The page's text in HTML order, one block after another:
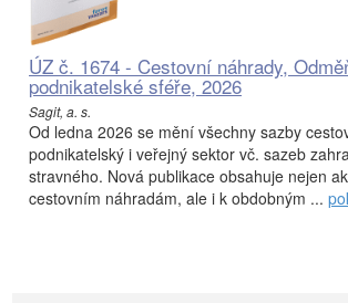
ÚZ č. 1674 - Cestovní náhrady,
podnikatelské sféře, 2026
Sagit, a. s.
Od ledna 2026 se mění všechny sazby
podnikatelský i veřejný sektor vč. sazeb
stravného. Nová publikace obsahuje nejen
cestovním náhradám, ale i k obdobným ...